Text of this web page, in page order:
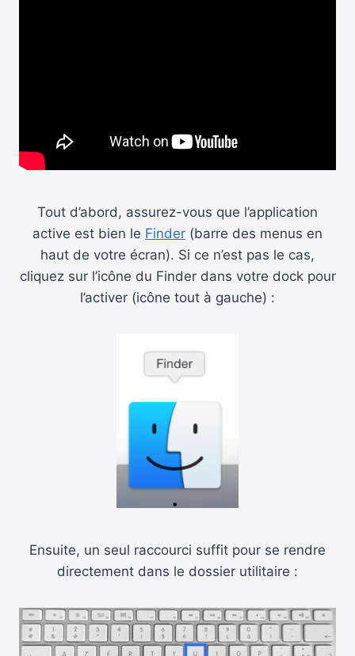
Tout d’abord, assurez-vous que l’application
active est bien le Finder (barre des menus en
haut de votre écran). Si ce n’est pas le cas,
cliquez sur l’icône du Finder dans votre dock pour
l’activer (icône tout à gauche) :
Ensuite, un seul raccourci suffit pour se rendre
directement dans le dossier utilitaire :